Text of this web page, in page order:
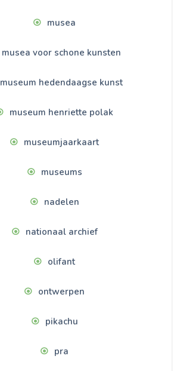
musea
musea voor schone kunsten
museum hedendaagse kunst
museum henriette polak
museumjaarkaart
museums
nadelen
nationaal archief
olifant
ontwerpen
pikachu
pra